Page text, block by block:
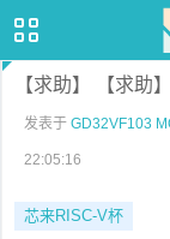
【求助】 【求助
发表于 GD32VF103
22:05:16
芯来RISC-V杯